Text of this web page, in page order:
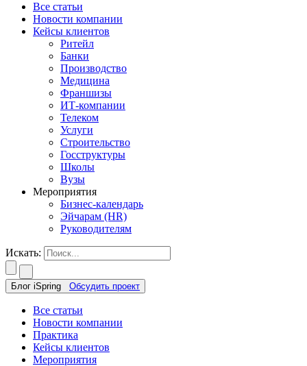
Все статьи
Новости компании
Кейсы клиентов
Ритейл
Банки
Производство
Медицина
Франшизы
ИТ-компании
Телеком
Услуги
Строительство
Госструктуры
Школы
Вузы
Мероприятия
Бизнес-календарь
Эйчарам (HR)
Руководителям
Искать:
Блог iSpring Обсудить проект
Все статьи
Новости компании
Практика
Кейсы клиентов
Мероприятия